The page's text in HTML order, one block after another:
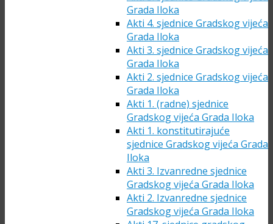
Grada Iloka
Akti 4. sjednice Gradskog vijeća
Grada Iloka
Akti 3. sjednice Gradskog vijeća
Grada Iloka
Akti 2. sjednice Gradskog vijeća
Grada Iloka
Akti 1. (radne) sjednice
Gradskog vijeća Grada Iloka
Akti 1. konstitutirajuće
sjednice Gradskog vijeća Grada
Iloka
Akti 3. Izvanredne sjednice
Gradskog vijeća Grada Iloka
Akti 2. Izvanredne sjednice
Gradskog vijeća Grada Iloka